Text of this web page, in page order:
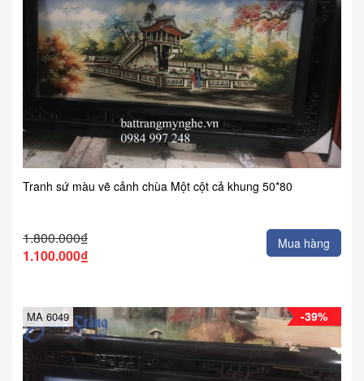
Tranh sứ màu vẽ cảnh chùa Một cột cả khung 50*80
1.800.000₫
1.100.000₫
Mua hàng
-39%
MA 6049